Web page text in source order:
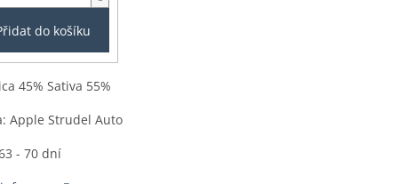
do košíku
45% Sativa 55%
Apple Strudel Auto
- 70 dní